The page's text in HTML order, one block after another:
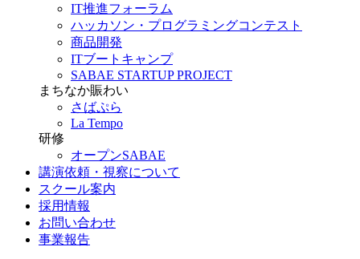
IT推進フォーラム
ハッカソン・プログラミングコンテスト
商品開発
ITブートキャンプ
SABAE STARTUP PROJECT
まちなか賑わい
さばぷら
La Tempo
研修
オープンSABAE
講演依頼・視察について
スクール案内
採用情報
お問い合わせ
事業報告